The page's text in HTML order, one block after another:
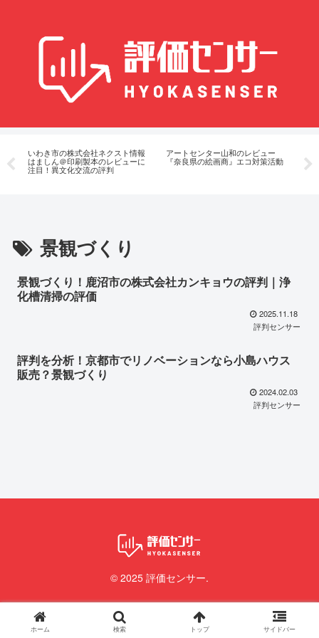
いわき市の株式会社ネクスト情報
はましん＠印刷製本のレビューに
注目！異文化交流の評判
アートセンター山和のレビュー
『奈良県の絵画商』エコ対策活動 刷
対
景観づくり
景観づくり！鹿沼市の株式会社カンキョウの評判｜浄
化槽清掃の評価
2025.11.18
評判センサー
評判を分析！京都市でリノベーションなら小島ハウス
販売？景観づくり
2024.02.03
評判センサー
© 2025 評価センサー.
ホーム 検索 トップ サイドバー